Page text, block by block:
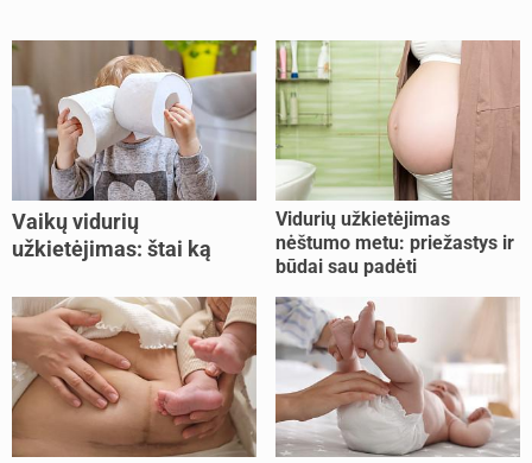
Vaikų vidurių
užkietėjimas: štai ką
Vidurių užkietėjimas
nėštumo metu: priežastys ir
būdai sau padėti